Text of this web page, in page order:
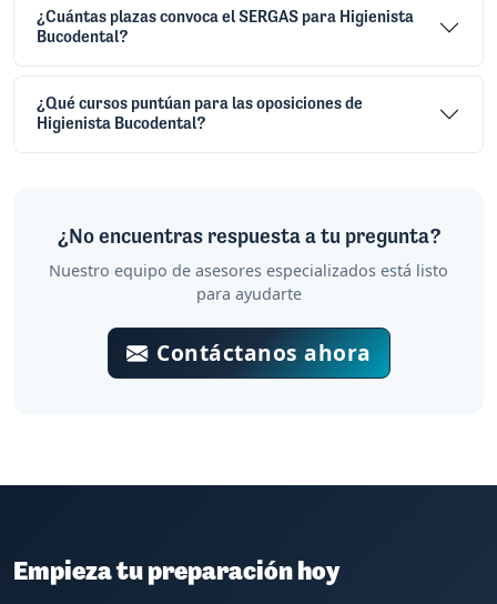
¿Cuántas plazas convoca el SERGAS para Higienista
Bucodental?
¿Qué cursos puntúan para las oposiciones de
Higienista Bucodental?
¿No encuentras respuesta a tu pregunta?
Nuestro equipo de asesores especializados está listo
para ayudarte
Contáctanos ahora
Empieza tu preparación hoy